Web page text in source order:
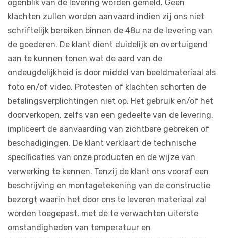
ogenblik van de levering worden gemeld. Geen
klachten zullen worden aanvaard indien zij ons niet
schriftelijk bereiken binnen de 48u na de levering van
de goederen. De klant dient duidelijk en overtuigend
aan te kunnen tonen wat de aard van de
ondeugdelijkheid is door middel van beeldmateriaal als
foto en/of video. Protesten of klachten schorten de
betalingsverplichtingen niet op. Het gebruik en/of het
doorverkopen, zelfs van een gedeelte van de levering,
impliceert de aanvaarding van zichtbare gebreken of
beschadigingen. De klant verklaart de technische
specificaties van onze producten en de wijze van
verwerking te kennen. Tenzij de klant ons vooraf een
beschrijving en montagetekening van de constructie
bezorgt waarin het door ons te leveren materiaal zal
worden toegepast, met de te verwachten uiterste
omstandigheden van temperatuur en